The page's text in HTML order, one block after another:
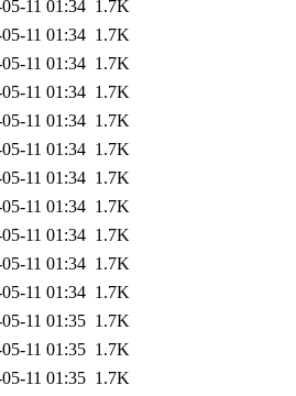
11 01:34 1.7K
11 01:34 1.7K
11 01:34 1.7K
11 01:34 1.7K
11 01:34 1.7K
11 01:34 1.7K
11 01:34 1.7K
11 01:34 1.7K
11 01:34 1.7K
11 01:34 1.7K
11 01:34 1.7K
11 01:35 1.7K
11 01:35 1.7K
11 01:35 1.7K